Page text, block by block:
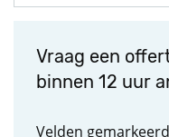
Vraag een
binnen 12 uur
Velden